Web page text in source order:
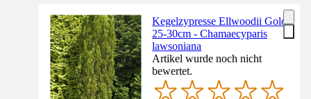
Kegelzypresse Ellwoodii Gold
25-30cm - Chamaecyparis
lawsoniana
Artikel wurde noch nicht
bewertet.